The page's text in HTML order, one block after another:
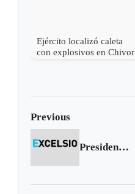
Ejército localizó caleta
con explosivos en Chivor
Previous
Presidente anuncia la captura de ‘Martín Llanos’ en Venezuela